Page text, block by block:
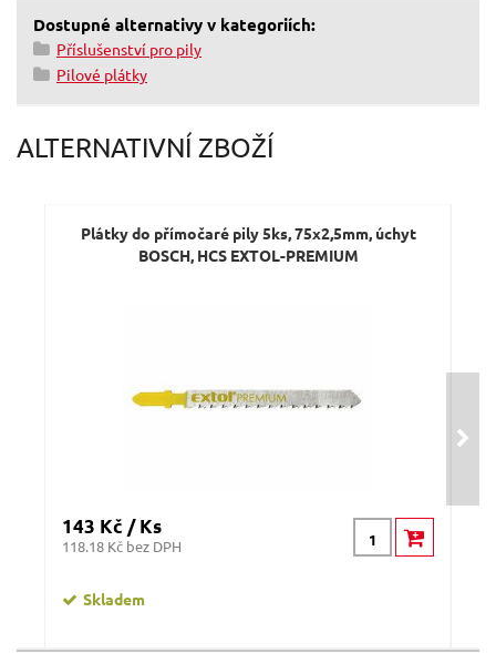
Dostupné alternativy v kategoriích:
Příslušenství pro pily
Pilové plátky
ALTERNATIVNÍ ZBOŽÍ
Plátky do přímočaré pily 5ks, 75x2,5mm, úchyt
BOSCH, HCS EXTOL-PREMIUM
143 Kč / Ks
118.18 Kč bez DPH
Skladem